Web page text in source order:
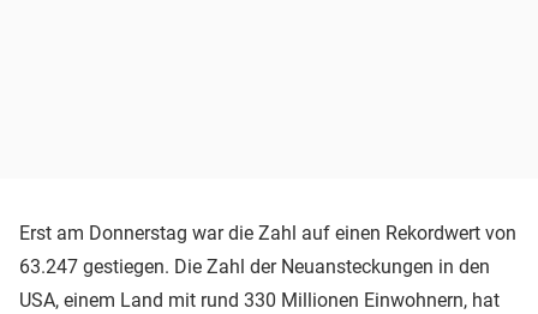
Erst am Donnerstag war die Zahl auf einen Rekordwert von
63.247 gestiegen. Die Zahl der Neuansteckungen in den
USA, einem Land mit rund 330 Millionen Einwohnern, hat